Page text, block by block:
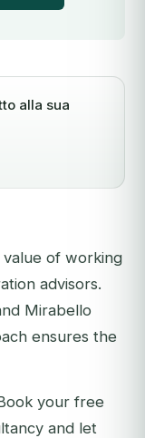
alla sua
value of working
advisors.
Mirabello
ensures the
your free
and let